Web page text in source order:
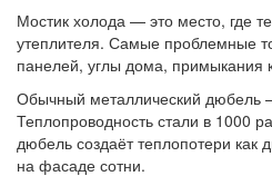
Мостик холода — это место, где
утеплителя. Самые проблемные
панелей, углы дома, примыкания
Обычный металлический дюбель
Теплопроводность стали в 1000
дюбель создаёт теплопотери
на фасаде сотни.